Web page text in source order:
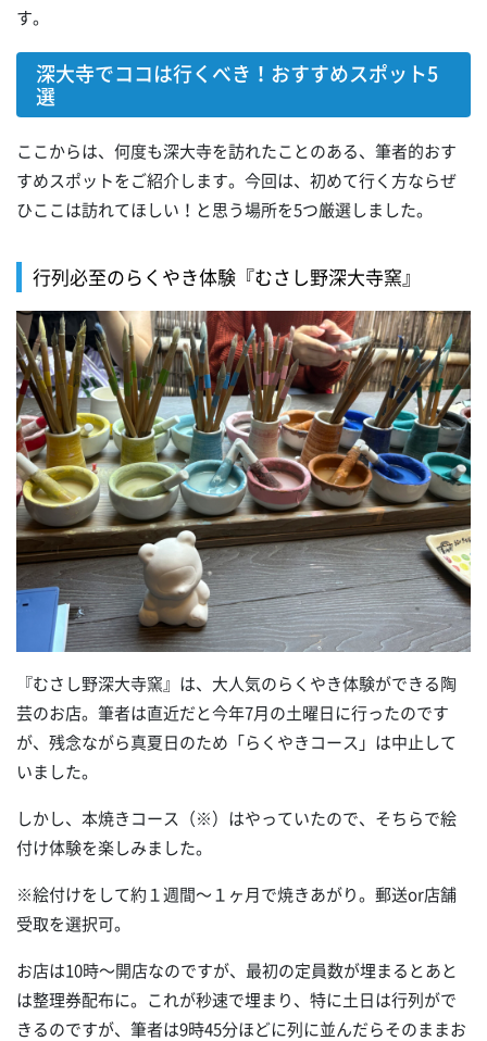
す。
深大寺でココは行くべき！おすすめスポット5
選
ここからは、何度も深大寺を訪れたことのある、筆者的おす
すめスポットをご紹介します。今回は、初めて行く方ならぜ
ひここは訪れてほしい！と思う場所を5つ厳選しました。
行列必至のらくやき体験『むさし野深大寺窯』
『むさし野深大寺窯』は、大人気のらくやき体験ができる陶
芸のお店。筆者は直近だと今年7月の土曜日に行ったのです
が、残念ながら真夏日のため「らくやきコース」は中止して
いました。
しかし、本焼きコース（※）はやっていたので、そちらで絵
付け体験を楽しみました。
※絵付けをして約１週間～１ヶ月で焼きあがり。郵送or店舗
受取を選択可。
お店は10時～開店なのですが、最初の定員数が埋まるとあと
は整理券配布に。これが秒速で埋まり、特に土日は行列がで
きるのですが、筆者は9時45分ほどに列に並んだらそのままお